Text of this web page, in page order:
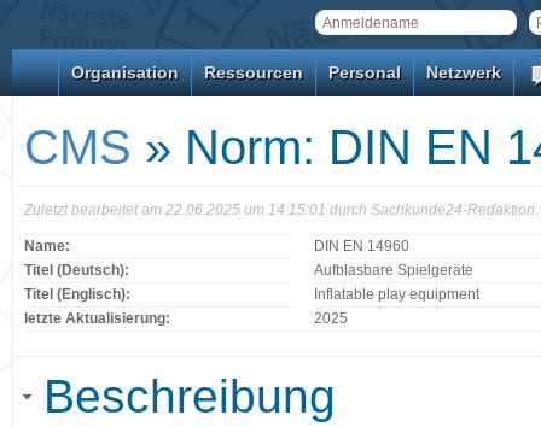
Organisation Ressourcen Personal Netzwerk
CMS » Norm: DIN EN
Zuletzt bearbeitet am 22.06.2025 um 14:15:01 durch Sachkunde24-Redaktion.
Name:
DIN EN 14960
Titel (Deutsch):
Aufblasbare Spielgeräte
Titel (Englisch):
Inflatable play equipment
letzte Aktualisierung:
2025
Beschreibung